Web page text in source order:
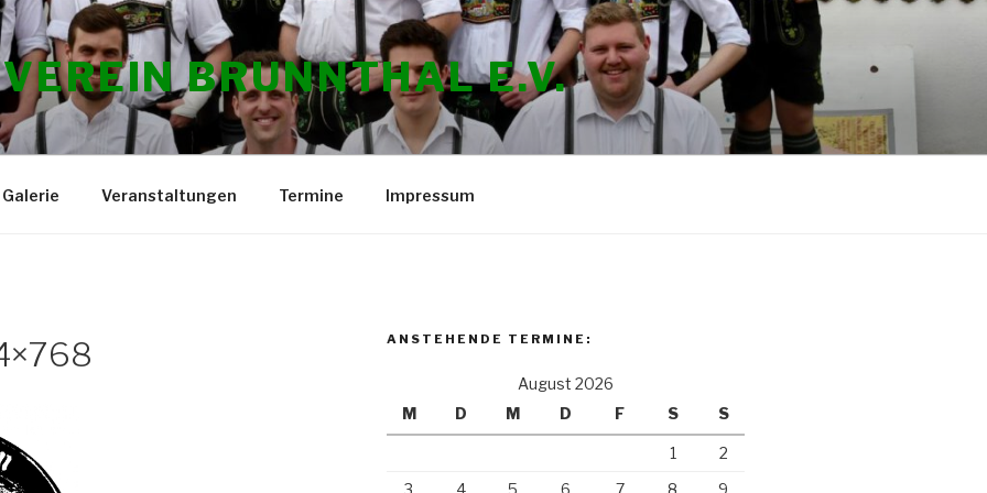
BRUNNTHAL E.V.
Galerie Veranstaltungen Termine Impressum
ANSTEHENDE TERMINE:
August 2026
M
D M D F S S
1
2
3
4 5 6 7 8
9